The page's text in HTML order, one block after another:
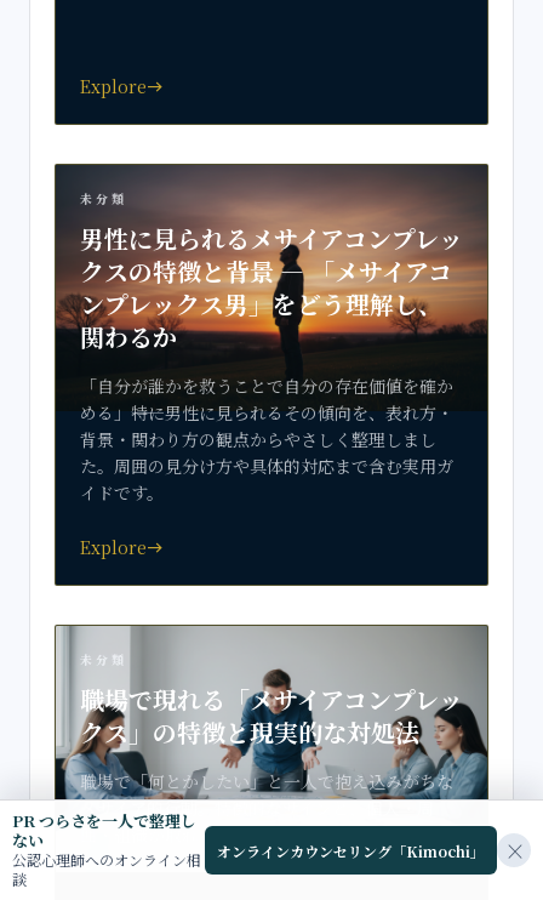
Exploreeast
未分類
男性に見られるメサイアコンプレッ
クスの特徴と背景 — 「メサイアコ
ンプレックス男」をどう理解し、
関わるか
「自分が誰かを救うことで自分の存在価値を確か
める」――特に男性に見られるその傾向を、表れ方・
背景・関わり方の観点からやさしく整理しまし
た。周囲の見分け方や具体的対応まで含む実用ガ
イドです。
Exploreeast
未分類
職場で現れる「メサイアコンプレッ
クス」の特徴と現実的な対処法
職場で「何とかしたい」と一人で抱え込みがちな
メサイア的行動。特徴的なサインと、個人・周
囲・組織が取れる実践的な対処法をやさしく整理
します。
PR つらさを一人で整理し
ない
公認心理師へのオンライン相
談
オンラインカウンセリング「Kimochi」 ×